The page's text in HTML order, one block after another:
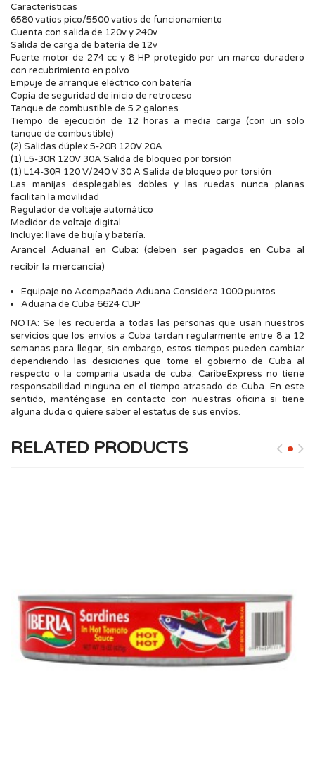
Características
6580 vatios pico/5500 vatios de funcionamiento
Cuenta con salida de 120v y 240v
Salida de carga de batería de 12v
Fuerte motor de 274 cc y 8 HP protegido por un marco duradero
con recubrimiento en polvo
Empuje de arranque eléctrico con batería
Copia de seguridad de inicio de retroceso
Tanque de combustible de 5.2 galones
Tiempo de ejecución de 12 horas a media carga (con un solo
tanque de combustible)
(2) Salidas dúplex 5-20R 120V 20A
(1) L5-30R 120V 30A Salida de bloqueo por torsión
(1) L14-30R 120 V/240 V 30 A Salida de bloqueo por torsión
Las manijas desplegables dobles y las ruedas nunca planas
facilitan la movilidad
Regulador de voltaje automático
Medidor de voltaje digital
Incluye: llave de bujía y batería.
Arancel Aduanal en Cuba: (deben ser pagados en Cuba al
recibir la mercancía)
Equipaje no Acompañado Aduana Considera 1000 puntos
Aduana de Cuba 6624 CUP
NOTA: Se les recuerda a todas las personas que usan nuestros
servicios que los envíos a Cuba tardan regularmente entre 8 a 12
semanas para llegar, sin embargo, estos tiempos pueden cambiar
dependiendo las desiciones que tome el gobierno de Cuba al
respecto o la compania usada de cuba. CaribeExpress no tiene
responsabilidad ninguna en el tiempo atrasado de Cuba. En este
sentido, manténgase en contacto con nuestras oficina si tiene
alguna duda o quiere saber el estatus de sus envíos.
RELATED PRODUCTS